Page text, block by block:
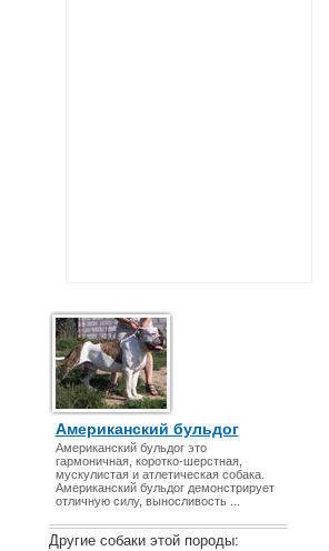
Американский бульдог
Американский бульдог это
гармоничная, коротко-шерстная,
мускулистая и атлетическая собака.
Американский бульдог демонстрирует
отличную силу, выносливость ...
Другие собаки этой породы: